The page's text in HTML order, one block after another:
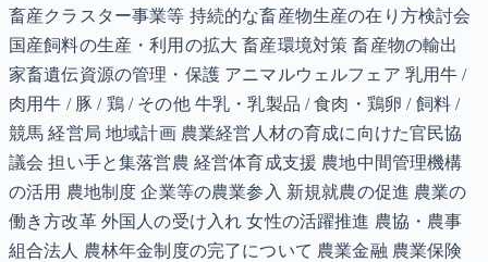
畜産クラスター事業等 持続的な畜産物生産の在り方検討会
国産飼料の生産・利用の拡大 畜産環境対策 畜産物の輸出
家畜遺伝資源の管理・保護 アニマルウェルフェア 乳用牛 /
肉用牛 / 豚 / 鶏 / その他 牛乳・乳製品 / 食肉・鶏卵 / 飼料 /
競馬 経営局 地域計画 農業経営人材の育成に向けた官民協
議会 担い手と集落営農 経営体育成支援 農地中間管理機構
の活用 農地制度 企業等の農業参入 新規就農の促進 農業の
働き方改革 外国人の受け入れ 女性の活躍推進 農協・農事
組合法人 農林年金制度の完了について 農業金融 農業保険